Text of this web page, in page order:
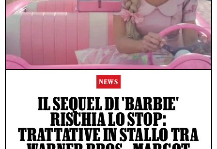
NEWS
IL SEQUEL DI 'BARBIE'
RISCHIA LO STOP:
TRATTATIVE IN STALLO TRA